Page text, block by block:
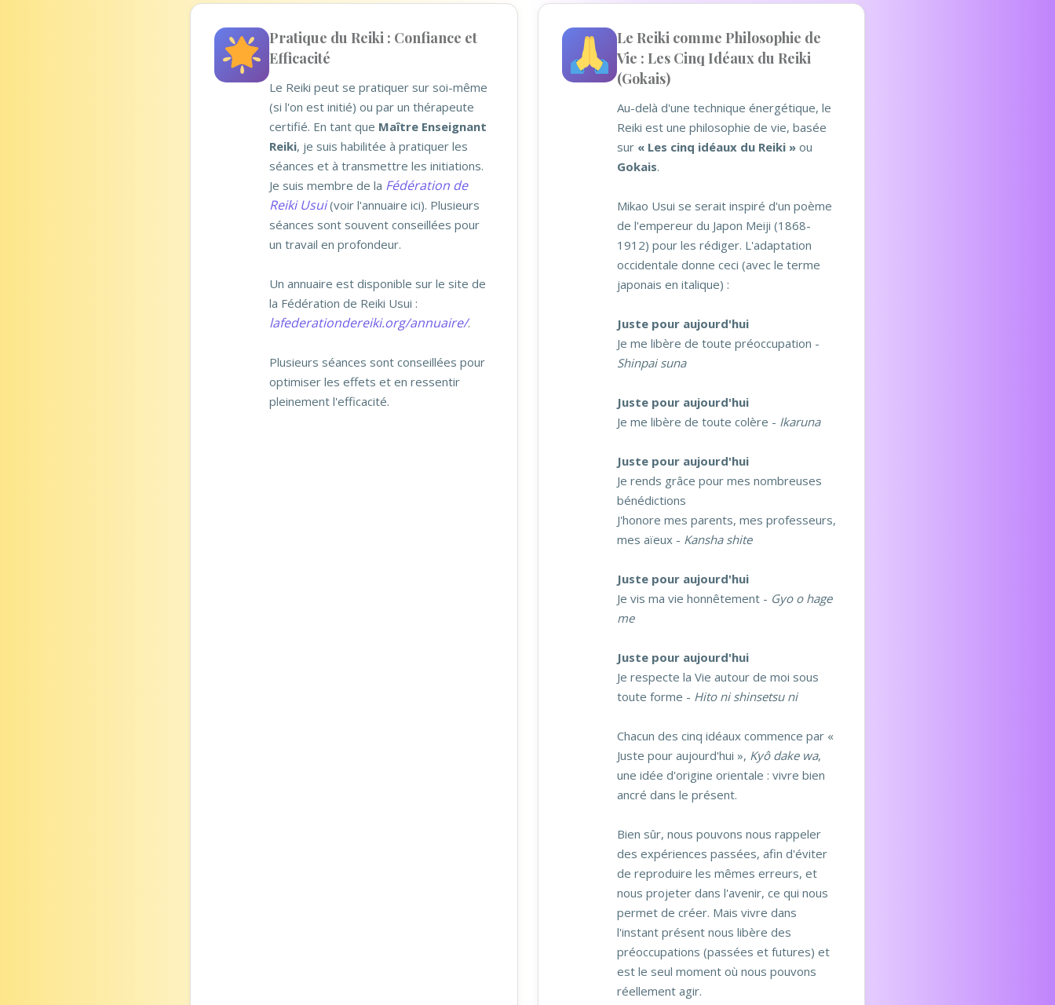
Pratique du Reiki : Confiance et
Efficacité
Le Reiki peut se pratiquer sur soi-même
(si l'on est initié) ou par un thérapeute
certifié. En tant que Maître Enseignant
Reiki, je suis habilitée à pratiquer les
séances et à transmettre les initiations.
Je suis membre de la Fédération de
Reiki Usui(voir l'annuaire ici). Plusieurs
séances sont souvent conseillées pour
un travail en profondeur.
Un annuaire est disponible sur le site de
la Fédération de Reiki Usui :
lafederationdereiki.org/annuaire/.
Plusieurs séances sont conseillées pour
optimiser les effets et en ressentir
pleinement l'efficacité.
Le Reiki comme Philosophie de
Vie : Les Cinq Idéaux du Reiki
(Gokais)
Au-delà d'une technique énergétique, le
Reiki est une philosophie de vie, basée
sur « Les cinq idéaux du Reiki »ou
Gokais.
Mikao Usui se serait inspiré d'un poème
de l'empereur du Japon Meiji (1868-
1912) pour les rédiger. L'adaptation
occidentale donne ceci (avec le terme
japonais en italique) :
Juste pour aujourd'hui
Je me libère de toute préoccupation -
Shinpai suna
Juste pour aujourd'hui
Je me libère de toute colère - Ikaruna
Juste pour aujourd'hui
Je rends grâce pour mes nombreuses
bénédictions
J'honore mes parents, mes professeurs,
mes aïeux - Kansha shite
Juste pour aujourd'hui
Je vis ma vie honnêtement - Gyo o hage
me
Juste pour aujourd'hui
Je respecte la Vie autour de moi sous
toute forme - Hito ni shinsetsu ni
Chacun des cinq idéaux commence par «
Juste pour aujourd'hui », Kyô dake wa,
une idée d'origine orientale : vivre bien
ancré dans le présent.
Bien sûr, nous pouvons nous rappeler
des expériences passées, afin d'éviter
de reproduire les mêmes erreurs, et
nous projeter dans l'avenir, ce qui nous
permet de créer. Mais vivre dans
l'instant présent nous libère des
préoccupations (passées et futures) et
est le seul moment où nous pouvons
réellement agir.